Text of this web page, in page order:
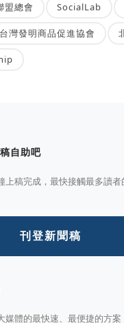
盟總會 SocialLab
台灣發明商品促進協會
自助吧
稿完成，最快接觸最多讀者
刊登新聞稿
體的最快速、最便捷的方案